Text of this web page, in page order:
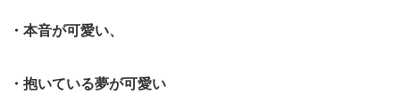
・本音が可愛い、
・抱いている夢が可愛い